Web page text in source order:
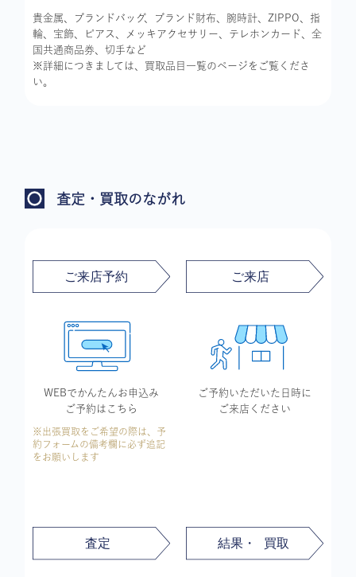
貴金属、ブランドバッグ、ブランド財布、腕時計、ZIPPO、指
輪、宝飾、ピアス、メッキアクセサリー、テレホンカード、全
国共通商品券、切手など
※詳細につきましては、買取品目一覧のページをご覧くださ
い。
査定・買取のながれ
WEBでかんたんお申込み
ご予約はこちら
※出張買取をご希望の際は、予
約フォームの備考欄に必ず追記
をお願いします
ご予約いただいた 日時に
ご来店ください